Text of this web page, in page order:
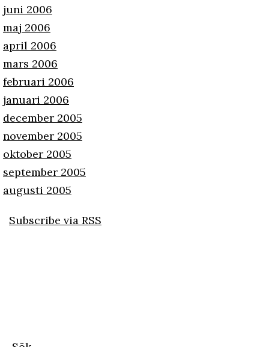
juni 2006
maj 2006
april 2006
mars 2006
februari 2006
januari 2006
december 2005
november 2005
oktober 2005
september 2005
augusti 2005
Subscribe via RSS